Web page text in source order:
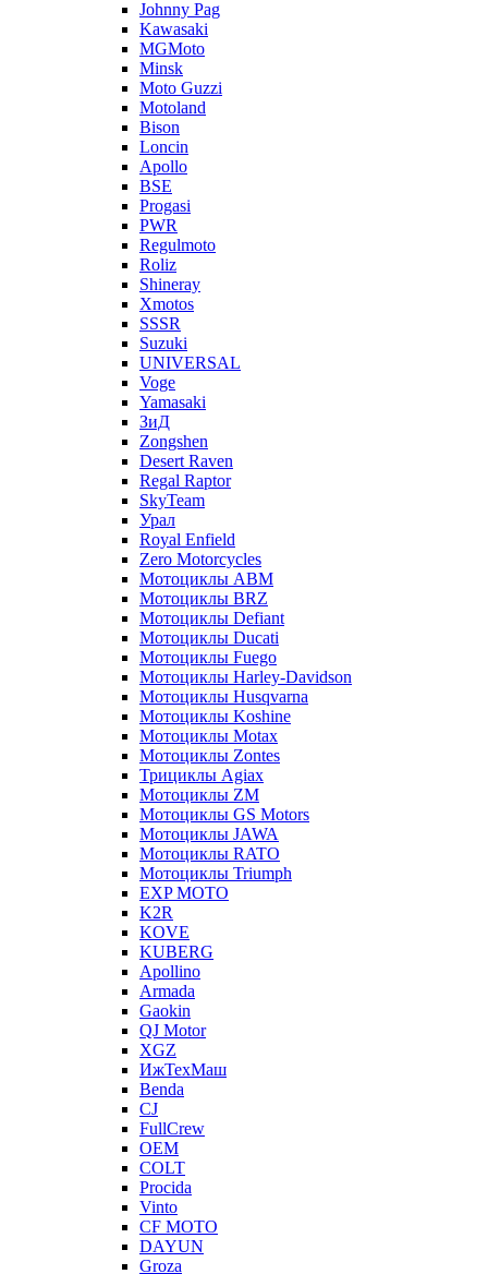
Johnny Pag
Kawasaki
MGMoto
Minsk
Moto Guzzi
Motoland
Bison
Loncin
Apollo
BSE
Progasi
PWR
Regulmoto
Roliz
Shineray
Xmotos
SSSR
Suzuki
UNIVERSAL
Voge
Yamasaki
ЗиД
Zongshen
Desert Raven
Regal Raptor
SkyTeam
Урал
Royal Enfield
Zero Motorcycles
Мотоциклы ABM
Мотоциклы BRZ
Мотоциклы Defiant
Мотоциклы Ducati
Мотоциклы Fuego
Мотоциклы Harley-Davidson
Мотоциклы Husqvarna
Мотоциклы Koshine
Мотоциклы Motax
Мотоциклы Zontes
Трициклы Agiax
Мотоциклы ZM
Мотоциклы GS Motors
Мотоциклы JAWA
Мотоциклы RATO
Мотоциклы Triumph
EXP MOTO
K2R
KOVE
KUBERG
Apollino
Armada
Gaokin
QJ Motor
XGZ
ИжТехМаш
Benda
CJ
FullCrew
OEM
COLT
Procida
Vinto
CF MOTO
DAYUN
Groza